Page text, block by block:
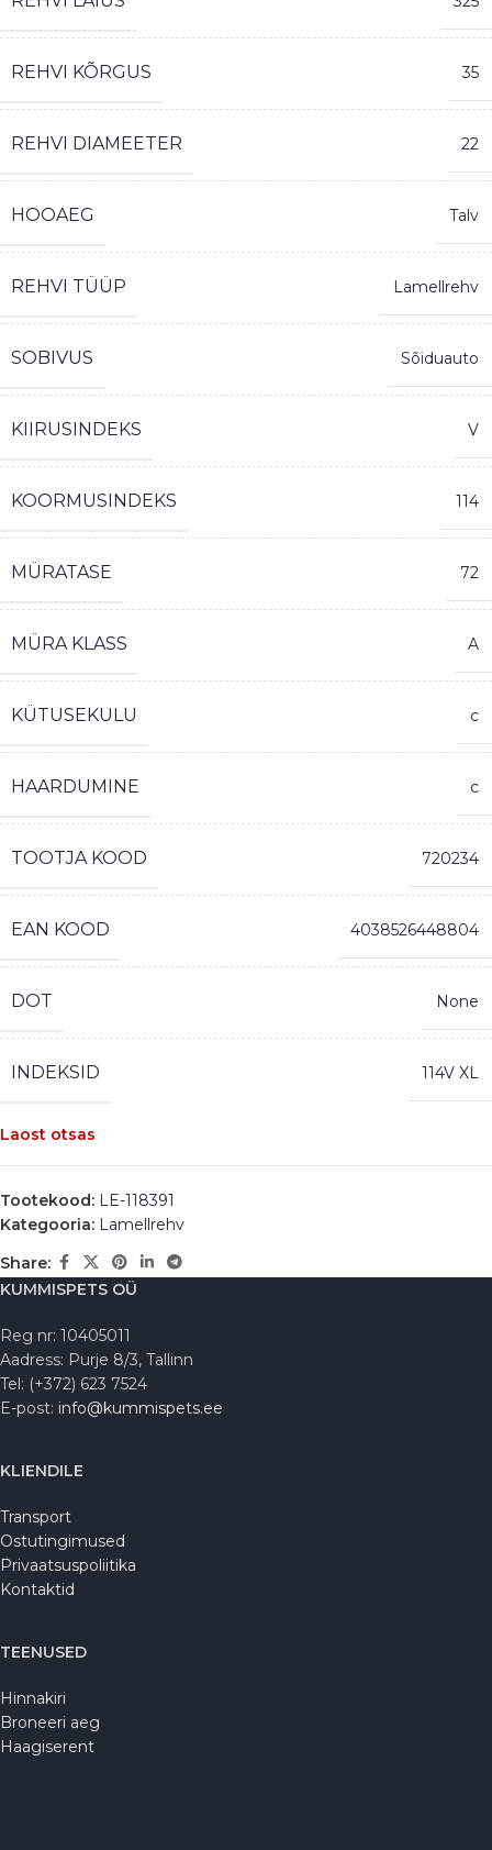
REHVI KÕRGUS 35
REHVI DIAMEETER 22
HOOAEG Talv
REHVI TÜÜP Lamellrehv
SOBIVUS Sõiduauto
KIIRUSINDEKS V
KOORMUSINDEKS 114
MÜRATASE 72
MÜRA KLASS A
KÜTUSEKULU c
HAARDUMINE c
TOOTJA KOOD 720234
EAN KOOD 4038526448804
DOT None
INDEKSID 114V XL
Laost otsas
Tootekood: LE-118391
Kategooria: Lamellrehv
Share:
KUMMISPETS OÜ
Reg nr: 10405011
Aadress: Purje 8/3, Tallinn
Tel: (+372) 623 7524
E-post: info@kummispets.ee
KLIENDILE
Transport
Ostutingimused
Privaatsuspoliitika
Kontaktid
TEENUSED
Hinnakiri
Broneeri aeg
Haagiserent